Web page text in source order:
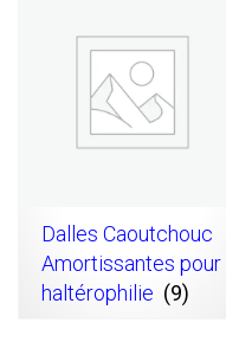
Dalles Caoutchouc
Amortissantes pour
haltérophilie (9)